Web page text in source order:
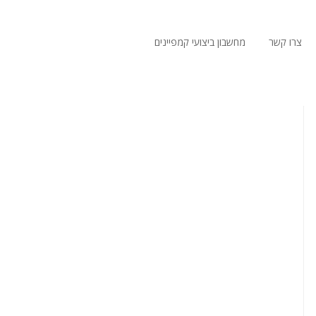
צרו קשר מחשבון ביצועי קמפיינים